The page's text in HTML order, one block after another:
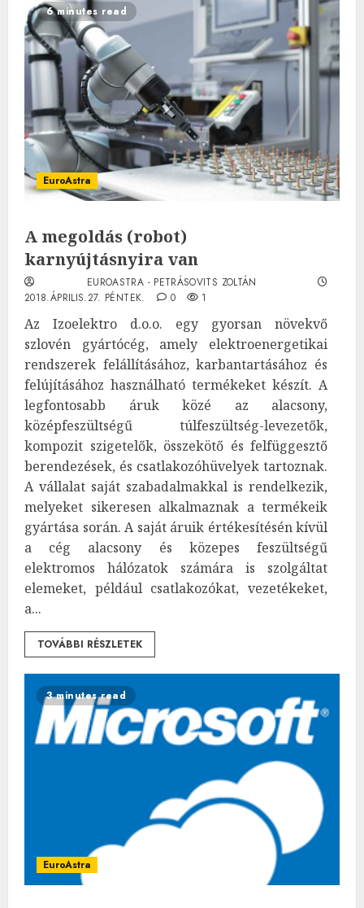
6 minutes read
EuroAstra
A megoldás (robot)
karnyújtásnyira van
EUROASTRA - PETRÁSOVITS ZOLTÁN
2018.ÁPRILIS.27. PÉNTEK.
0 1
Az Izoelektro d.o.o. egy gyorsan növekvő
szlovén gyártócég, amely elektroenergetikai
rendszerek felállításához, karbantartásához és
felújításához használható termékeket készít. A
legfontosabb áruk közé az alacsony,
középfeszültségű túlfeszültség-levezetők,
kompozit szigetelők, összekötő és felfüggesztő
berendezések, és csatlakozóhüvelyek tartoznak.
A vállalat saját szabadalmakkal is rendelkezik,
melyeket sikeresen alkalmaznak a termékeik
gyártása során. A saját áruik értékesítésén kívül
a cég alacsony és közepes feszültségű
elektromos hálózatok számára is szolgáltat
elemeket, például csatlakozókat, vezetékeket,
a...
TOVÁBBI RÉSZLETEK
3 minutes read
EuroAstra